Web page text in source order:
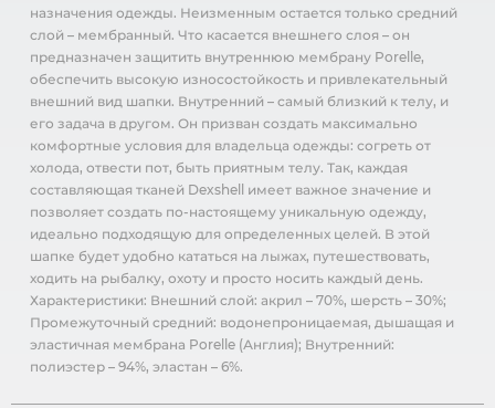
назначения одежды. Неизменным остается только средний
слой – мембранный. Что касается внешнего слоя – он
предназначен защитить внутреннюю мембрану Porelle,
обеспечить высокую износостойкость и привлекательный
внешний вид шапки. Внутренний – самый близкий к телу, и
его задача в другом. Он призван создать максимально
комфортные условия для владельца одежды: согреть от
холода, отвести пот, быть приятным телу. Так, каждая
составляющая тканей Dexshell имеет важное значение и
позволяет создать по-настоящему уникальную одежду,
идеально подходящую для определенных целей. В этой
шапке будет удобно кататься на лыжах, путешествовать,
ходить на рыбалку, охоту и просто носить каждый день.
Характеристики: Внешний слой: акрил – 70%, шерсть – 30%;
Промежуточный средний: водонепроницаемая, дышащая и
эластичная мембрана Porelle (Англия); Внутренний:
полиэстер – 94%, эластан – 6%.